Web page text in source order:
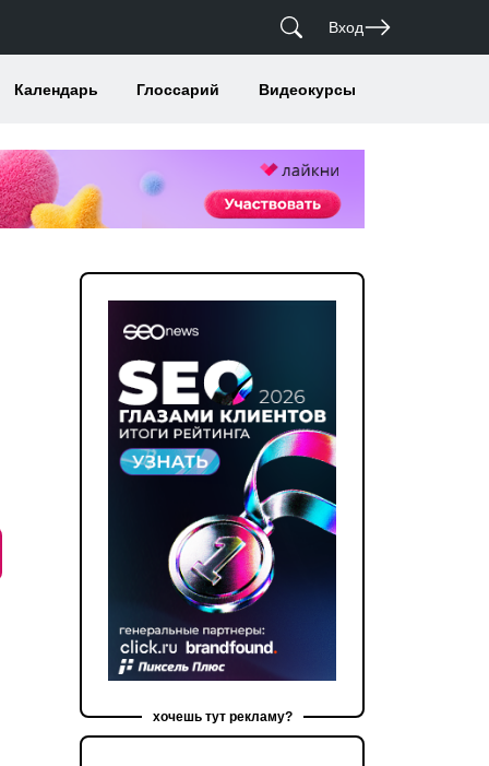
Вход
Календарь Глоссарий Видеокурсы
хочешь тут рекламу?